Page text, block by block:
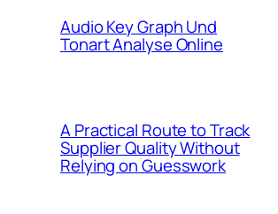
Audio Key Graph Und
Tonart Analyse Online
A Practical Route to Track
Supplier Quality Without
Relying on Guesswork